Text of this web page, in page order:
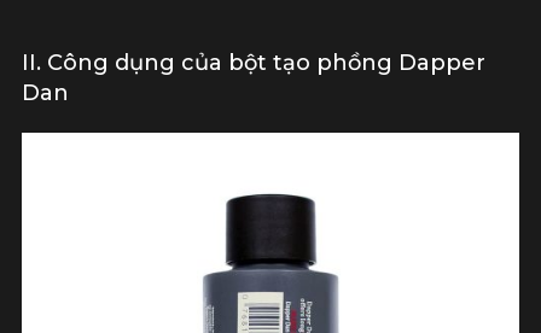
II. Công dụng của bột tạo phồng Dapper
Dan